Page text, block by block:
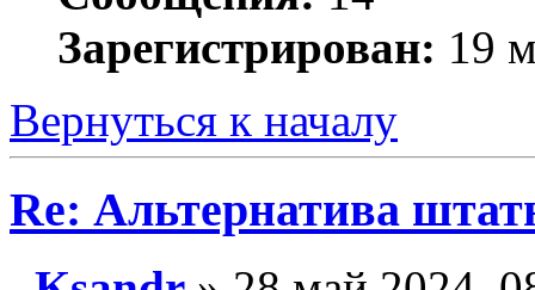
Зарегистрирован: 19
Вернуться к началу
Re: Альтернатива